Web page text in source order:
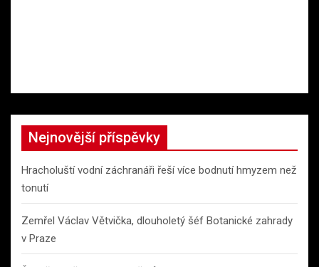
Nejnovější příspěvky
Hracholuští vodní záchranáři řeší více bodnutí hmyzem než
tonutí
Zemřel Václav Větvička, dlouholetý šéf Botanické zahrady
v Praze